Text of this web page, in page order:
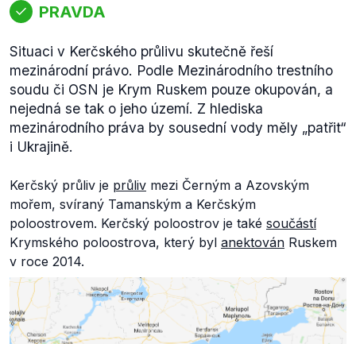
PRAVDA
Situaci v Kerčského průlivu skutečně řeší
mezinárodní právo. Podle Mezinárodního trestního
soudu či OSN je Krym Ruskem pouze okupován, a
nejedná se tak o jeho území. Z hlediska
mezinárodního práva by sousední vody měly „patřit“
i Ukrajině.
Kerčský průliv je průliv mezi Černým a Azovským
mořem, svíraný Tamanským a Kerčským
poloostrovem. Kerčský poloostrov je také součástí
Krymského poloostrova, který byl anektován Ruskem
v roce 2014.